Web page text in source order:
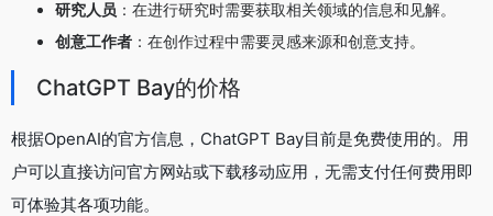
研究人员 ：在进行研究时需要获取相关领域的信息和见解。
创意工作者 ：在创作过程中需要灵感来源和创意支持。
ChatGPT Bay的价格
根据OpenAI的官方信息，ChatGPT Bay目前是免费使用的。用
户可以直接访问官方网站或下载移动应用，无需支付任何费用即
可体验其各项功能。